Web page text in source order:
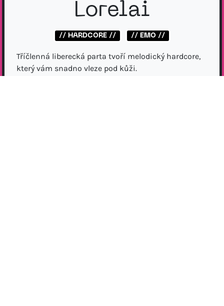
Lorelai
// HARDCORE // // EMO //
Tříčlenná liberecká parta tvoří melodický hardcore,
který vám snadno vleze pod kůži.